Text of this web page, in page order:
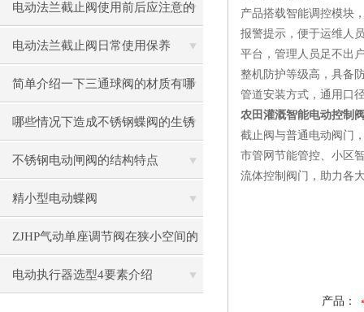
电动法兰截止阀使用前后应注意的
事
电动法兰截止阀日常使用保养
简单介绍一下三通球阀的材质有哪
些
哪些情况下造成不锈钢蝶阀的生锈
不锈钢电动闸阀的结构特点
精小型电动蝶阀
ZJHP气动单座调节阀在狭小空间的
安装技巧
电动执行器选型4要素介绍
产品搭载智能调控模块
报警提示，便于运维人
平台，管理人员足不出
整机防护等级高，具备
管道安装方式，通用口
农田灌溉智能电动控制
截止阀与普通电动阀门
市管网节能管控、小区
流体控制阀门，助力各
产品：